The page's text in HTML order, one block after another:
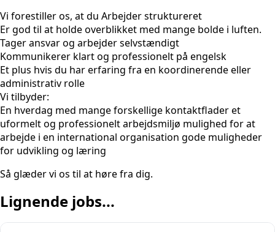
Vi forestiller os, at du Arbejder struktureret
Er god til at holde overblikket med mange bolde i luften.
Tager ansvar og arbejder selvstændigt
Kommunikerer klart og professionelt på engelsk
Et plus hvis du har erfaring fra en koordinerende eller
administrativ rolle
Vi tilbyder:
En hverdag med mange forskellige kontaktflader et
uformelt og professionelt arbejdsmiljø mulighed for at
arbejde i en international organisation gode muligheder
for udvikling og læring
Så glæder vi os til at høre fra dig.
Lignende jobs...